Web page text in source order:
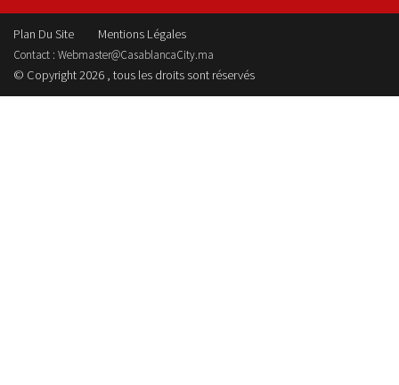
Plan Du Site Mentions Légales
Contact : Webmaster@CasablancaCity.ma
© Copyright 2026 , tous les droits sont réservés